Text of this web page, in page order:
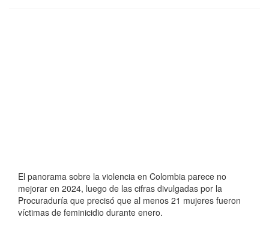
El panorama sobre la violencia en Colombia parece no
mejorar en 2024, luego de las cifras divulgadas por la
Procuraduría que precisó que al menos 21 mujeres fueron
víctimas de feminicidio durante enero.